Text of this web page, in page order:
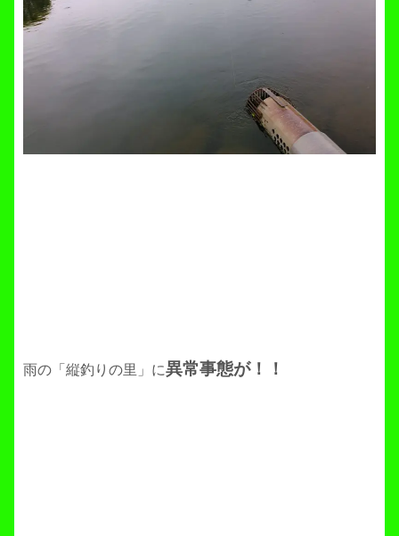
雨の「縦釣りの里」に異常事態が！！